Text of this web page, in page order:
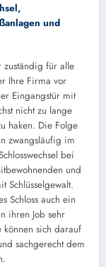
und
zuständig für alle
Ihre Firma vor
Eingangstür mit
nicht zu lange
haken. Die Folge
zwangsläufig im
bei
und
Schlüsselgewalt.
Schloss auch ein
ihren Job sehr
können sich darauf
sachgerecht dem